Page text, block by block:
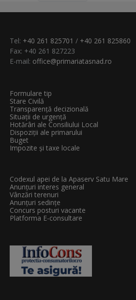
Tel: +40 261 825701 / +40 261 825860
Fax: +40 261 827223
E-mail: office@primariatasnad.ro
Formulare tip
Stare Civilă
Transparenţă decizională
Situații de urgență
Hotărâri ale Consiliului Local
Dispoziții ale primarului
Buget
Impozite și taxe locale
Codexul apei de la Apaserv Satu Mare
Anunțuri interes general
Vânzări terenuri
Anunțuri sedințe
Concurs posturi vacante
Platforma E-consultare